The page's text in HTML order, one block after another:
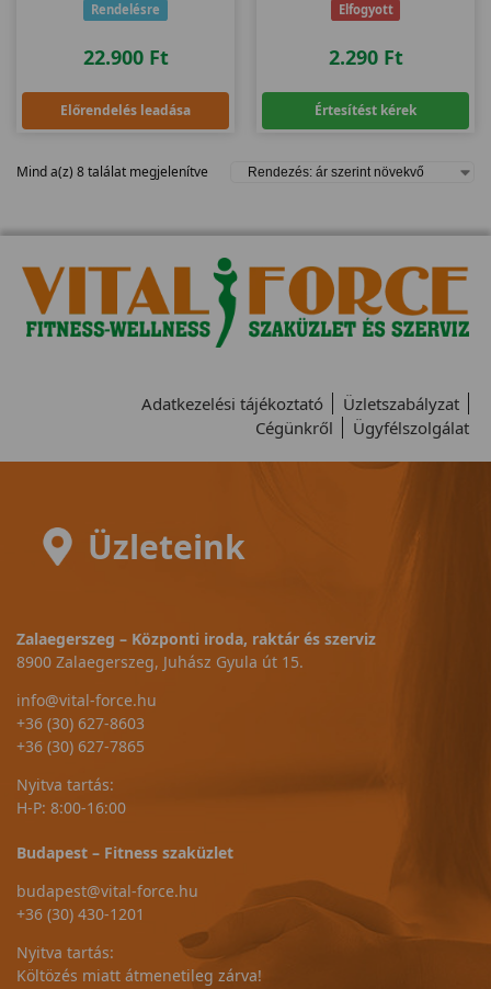
Rendelésre
22.900 Ft
Előrendelés leadása
Elfogyott
2.290 Ft
Értesítést kérek
Mind a(z) 8 találat megjelenítve
Adatkezelési tájékoztató
Üzletszabályzat
Cégünkről
Ügyfélszolgálat
Üzleteink
Zalaegerszeg – Központi iroda, raktár és szerviz
8900 Zalaegerszeg, Juhász Gyula út 15.
info@vital-force.hu
+36 (30) 627-8603
+36 (30) 627-7865
Nyitva tartás:
H-P: 8:00-16:00
Budapest – Fitness szaküzlet
budapest@vital-force.hu
+36 (30) 430-1201
Nyitva tartás:
Költözés miatt átmenetileg zárva!